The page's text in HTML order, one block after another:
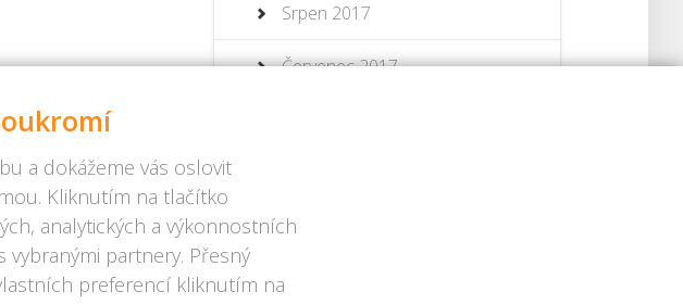
Srpen 2017
Červenec 2017
a dokážeme vás oslovit
Kliknutím na tlačítko
analytických a výkonnostních
partnery. Přesný
preferencí kliknutím na